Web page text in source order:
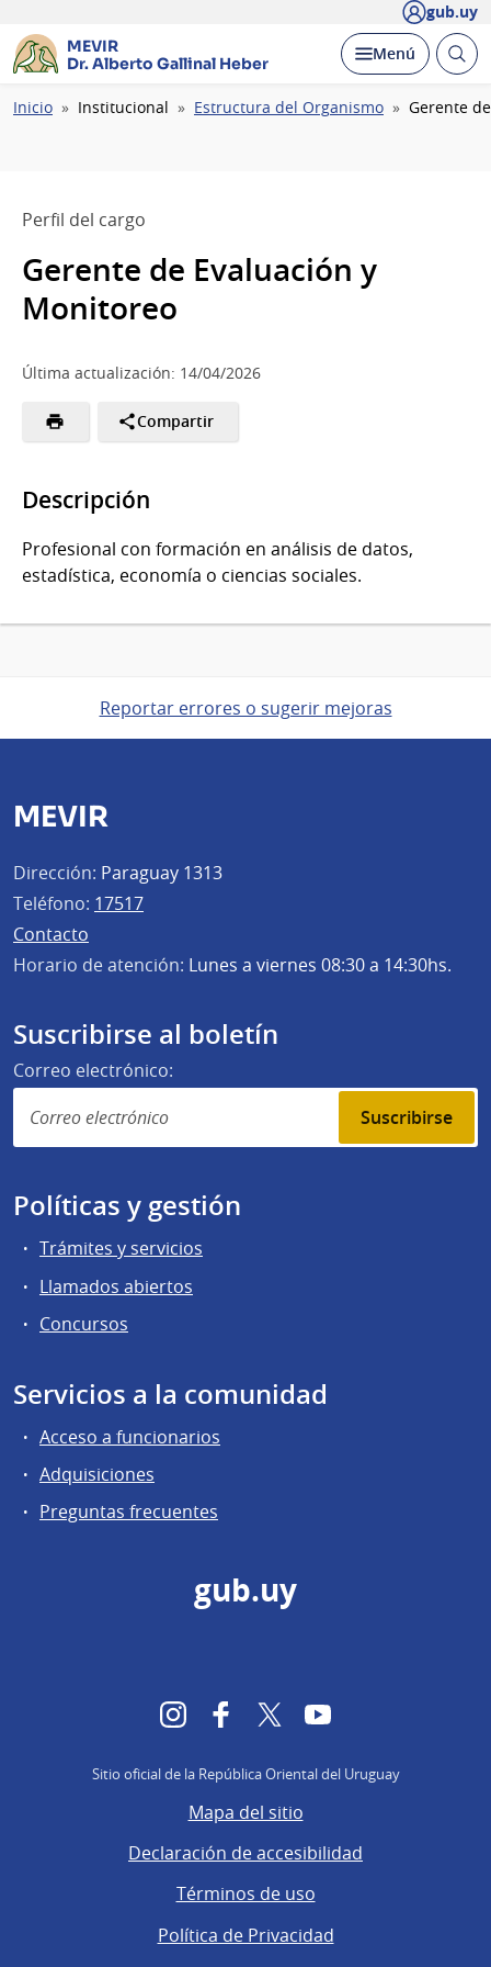
gub.uy
MEVIR
Dr. Alberto Gallinal Heber
Desplegar
Menú Abrir
Ruta
Inicio Institucional Estructura del Organismo Gerente
Perfil del cargo
Gerente de Evaluación y
Monitoreo
Última actualización: 14/04/2026
Compartir
Descripción
Profesional con formación en análisis de datos,
estadística, economía o ciencias sociales.
Reportar errores o sugerir mejoras
MEVIR
Dirección: Paraguay 1313
Teléfono: 17517
Contacto
Horario de atención: Lunes a viernes 08:30 a 14:30hs.
Suscribirse al boletín
Correo electrónico:
Suscribirse
Políticas y gestión
Trámites y servicios
Llamados abiertos
Concursos
Servicios a la comunidad
Acceso a funcionarios
Adquisiciones
Preguntas frecuentes
gub.uy
InstagramFacebookTwitterYouTube
Sitio oficial de la República Oriental del Uruguay
Mapa del sitio
Declaración de accesibilidad
Términos de uso
Política de Privacidad